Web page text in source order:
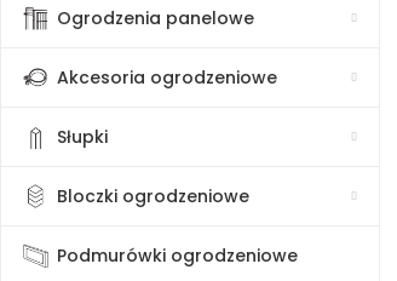
Ogrodzenia panelowe
Akcesoria ogrodzeniowe
Słupki
Bloczki ogrodzeniowe
Podmurówki ogrodzeniowe